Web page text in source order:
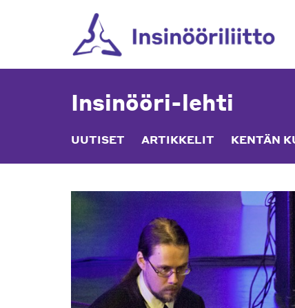
Insinööri-lehti
UUTISET ARTIKKELIT KENTÄN